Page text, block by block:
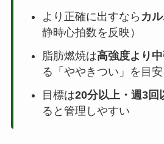
より正確に出すなら カ
静時心拍数を反映）
脂肪燃焼は高強度より
る「ややきつい」を目
目標は20分以上・週3回
ると管理しやすい